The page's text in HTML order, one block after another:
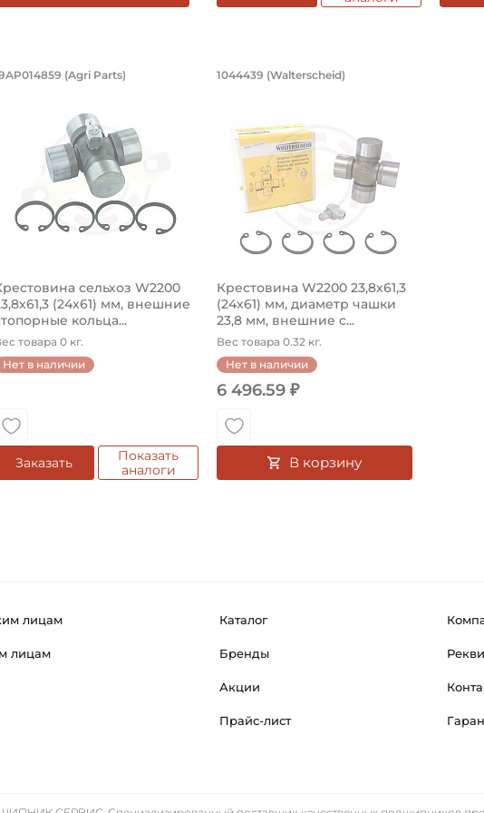
сельхоз W2200 23,8х61,3
(Agri Parts)
сельхоз W2200
(24х61) мм, внешние
кольца...
товара 0 кг.
Нет в наличии
Заказать
Показать
аналоги
Крестовина W2200
1044439 (Walterscheid)
Крестовина W2200 23,8х61,3
(24х61) мм, диаметр чашки
23,8 мм, внешние с...
Вес товара 0.32 кг.
Нет в наличии
6 496.59 ₽
В корзину
лицам
лицам
Каталог
Бренды
Акции
Прайс-лист